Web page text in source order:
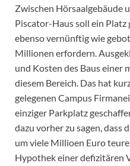
Zwischen Hörsaalgebäude
Piscator-Haus soll ein
ebenso vernünftig wie
Millionen erfordern.
und Kosten des Baus einer
diesem Bereich. Das hat
gelegenen Campus
einziger Parkplatz
dazu vorher zu sagen, dass
um viele Millioen Euro
Hypothek einer defizitären